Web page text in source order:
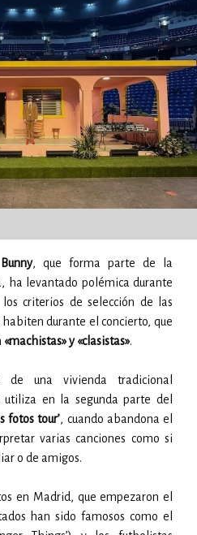
, que forma parte de la
ha levantado polémica durante
criterios de selección de las
durante el concierto, que
«machistas» y «clasistas».
una vivienda tradicional
en la segunda parte del
fotos tour’, cuando abandona el
varias canciones como si
o de amigos.
en Madrid, que empezaron el
han sido famosos como el